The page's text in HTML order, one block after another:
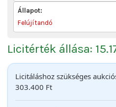
Állapot:
Felújítandó
Licitérték állása:
Licitáláshoz szükséges
303.400 Ft